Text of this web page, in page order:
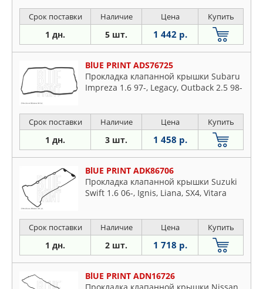
Срок поставки Наличие Цена Купить
1 дн. 5 шт. 1 442 р.
BlUE PRINT ADS76725
Прокладка клапанной крышки Subaru
Impreza 1.6 97-, Legacy, Outback 2.5 98-
Срок поставки Наличие Цена Купить
1 дн. 3 шт. 1 458 р.
BlUE PRINT ADK86706
Прокладка клапанной крышки Suzuki
Swift 1.6 06-, Ignis, Liana, SX4, Vitara
Срок поставки Наличие Цена Купить
1 дн. 2 шт. 1 718 р.
BlUE PRINT ADN16726